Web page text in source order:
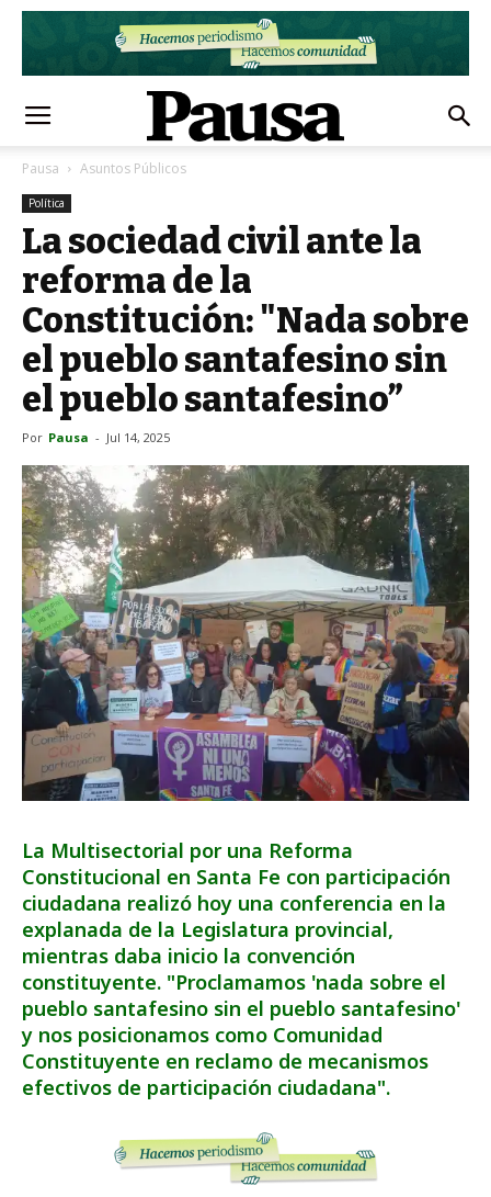
Pausa Asuntos Públicos
Política
La sociedad civil ante la
reforma de la
Constitución: "Nada sobre
el pueblo santafesino sin
el pueblo santafesino”
Por Pausa - Jul 14, 2025
La Multisectorial por una Reforma
Constitucional en Santa Fe con participación
ciudadana realizó hoy una conferencia en la
explanada de la Legislatura provincial,
mientras daba inicio la convención
constituyente. "Proclamamos 'nada sobre el
pueblo santafesino sin el pueblo santafesino'
y nos posicionamos como Comunidad
Constituyente en reclamo de mecanismos
efectivos de participación ciudadana".